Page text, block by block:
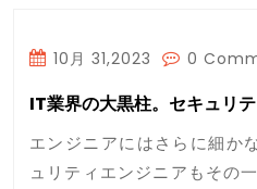
10月 31,2023 0
IT業界の大黒柱。セキュリ
エンジニアにはさらに細か
ュリティエンジニアもその